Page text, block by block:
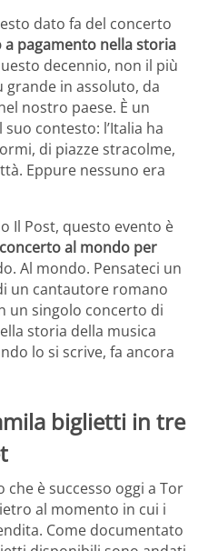
dato fa del concerto
pagamento nella storia
decennio, non il più
in assoluto, da
nostro paese. È un
contesto: l’Italia ha
di piazze stracolme,
Eppure nessuno era
Il Post, questo evento è
al mondo per
Al mondo. Pensateci un
un cantautore romano
un singolo concerto di
storia della musica
lo si scrive, fa ancora
biglietti in tre
è successo oggi a Tor
al momento in cui i
Come documentato